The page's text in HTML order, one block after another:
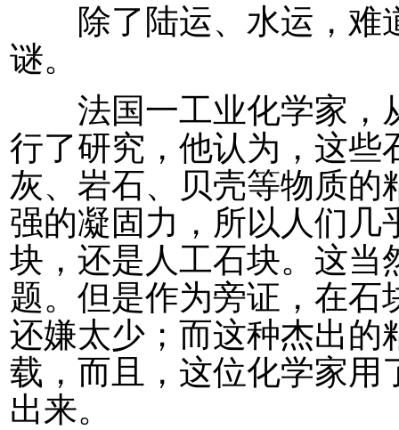
除了陆运、水运，难
谜。
法国一工业化学家，
行了研究，他认为，这些
灰、岩石、贝壳等物质的
强的凝固力，所以人们几
块，还是人工石块。这当
题。但是作为旁证，在石
还嫌太少；而这种杰出的
载，而且，这位化学家用
出来。